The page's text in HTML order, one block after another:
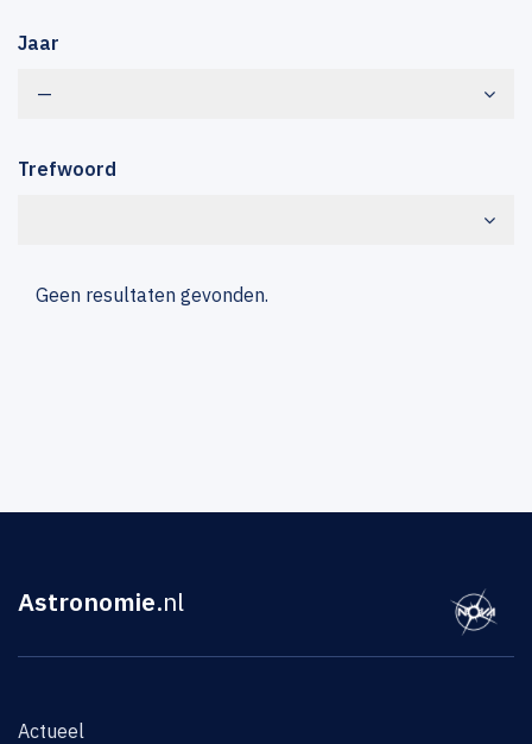
Jaar
—
Trefwoord
Geen resultaten gevonden.
Astronomie.nl
Actueel